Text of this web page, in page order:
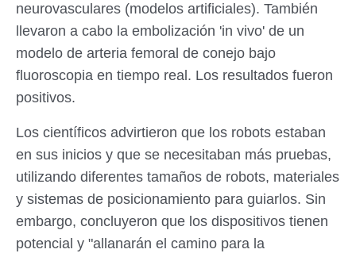
neurovasculares (modelos artificiales). También
llevaron a cabo la embolización 'in vivo' de un
modelo de arteria femoral de conejo bajo
fluoroscopia en tiempo real. Los resultados fueron
positivos.
Los científicos advirtieron que los robots estaban
en sus inicios y que se necesitaban más pruebas,
utilizando diferentes tamaños de robots, materiales
y sistemas de posicionamiento para guiarlos. Sin
embargo, concluyeron que los dispositivos tienen
potencial y "allanarán el camino para la